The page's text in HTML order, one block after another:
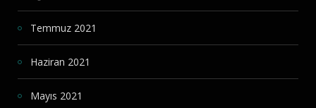
Temmuz 2021
Haziran 2021
Mayıs 2021